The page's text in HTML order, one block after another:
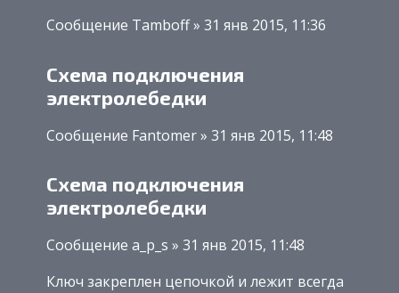
Сообщение Tamboff » 31 янв 2015, 11:36
Схема подключения
электролебедки
Сообщение Fantomer » 31 янв 2015, 11:48
Схема подключения
электролебедки
Сообщение a_p_s » 31 янв 2015, 11:48
Ключ закреплен цепочкой и лежит всегда